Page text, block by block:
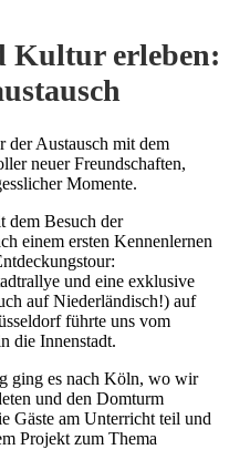
Kultur erleben:
der Austausch mit dem
neuer Freundschaften,
Momente.
dem Besuch der
einem ersten Kennenlernen
und eine exklusive
auf Niederländisch!) auf
führte uns vom
die Innenstadt.
ging es nach Köln, wo wir
und den Domturm
Gäste am Unterricht teil und
Projekt zum Thema